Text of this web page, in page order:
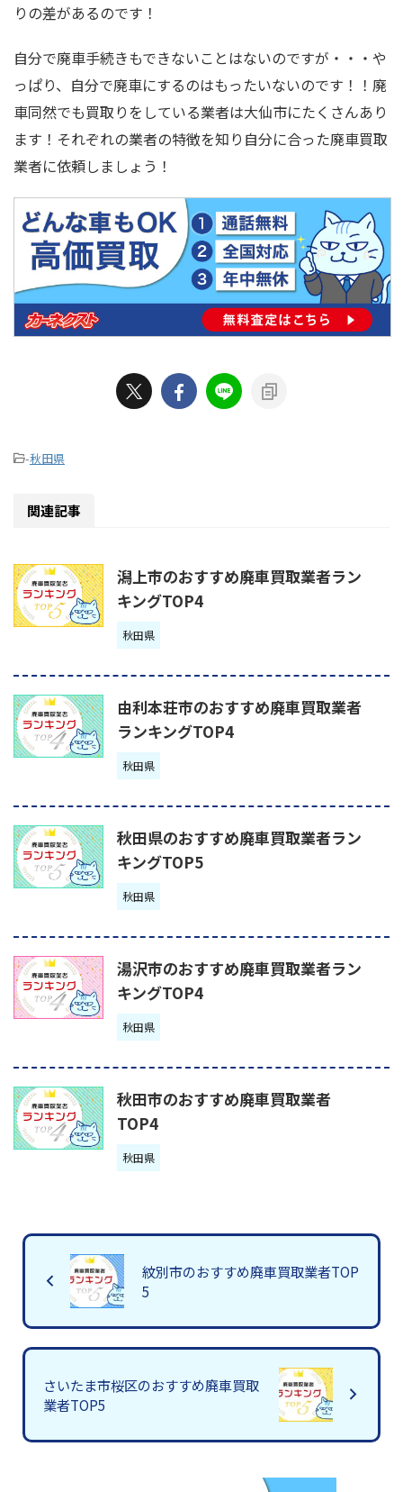
りの差があるのです！
自分で廃車手続きもできないことはないのですが・・・や
っぱり、自分で廃車にするのはもったいないのです！！廃
車同然でも買取りをしている業者は大仙市にたくさんあり
ます！それぞれの業者の特徴を知り自分に合った廃車買取
業者に依頼しましょう！
-秋田県
関連記事
潟上市のおすすめ廃車買取業者ラン
キングTOP4
秋田県
由利本荘市のおすすめ廃車買取業者
ランキングTOP4
秋田県
秋田県のおすすめ廃車買取業者ラン
キングTOP5
秋田県
湯沢市のおすすめ廃車買取業者ラン
キングTOP4
秋田県
秋田市のおすすめ廃車買取業者
TOP4
秋田県
紋別市のおすすめ廃車買取業者TOP
5
さいたま市桜区のおすすめ廃車買取
業者TOP5